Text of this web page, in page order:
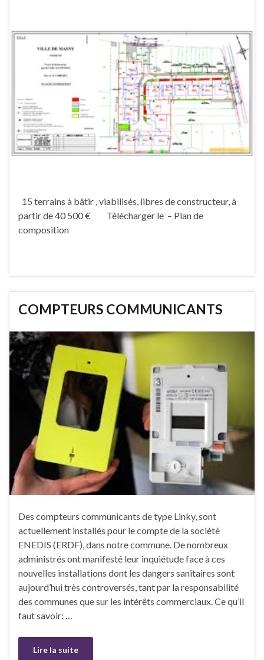
15 terrains à bâtir , viabilisés, libres de constructeur, à
partir de 40 500 € Télécharger le – Plan de
composition
COMPTEURS COMMUNICANTS
Des compteurs communicants de type Linky, sont
actuellement installés pour le compte de la société
ENEDIS (ERDF), dans notre commune. De nombreux
administrés ont manifesté leur inquiétude face à ces
nouvelles installations dont les dangers sanitaires sont
aujourd’hui très controversés, tant par la responsabilité
des communes que sur les intérêts commerciaux. Ce qu’il
faut savoir: …
Lire la suite